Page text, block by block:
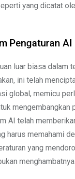
yang dicatat
Pengaturan AI
luar biasa dalam
ini telah
global, memicu
mengembangkan
AI telah
harus memahami
yang
menghambatnya.